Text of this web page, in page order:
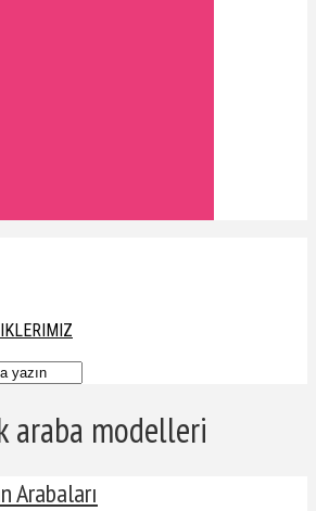
araba modelleri
Arabaları